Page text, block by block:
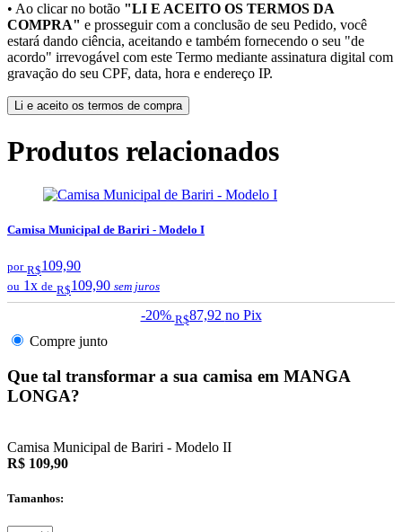
• Ao clicar no botão "LI E ACEITO OS TERMOS DA
COMPRA" e prosseguir com a conclusão de seu Pedido, você
estará dando ciência, aceitando e também fornecendo o seu "de
acordo" irrevogável com este Termo mediante assinatura digital com
gravação do seu CPF, data, hora e endereço IP.
Li e aceito os termos de compra
Produtos relacionados
Camisa Municipal de Bariri - Modelo I
por R$109,90
ou 1x de R$109,90 sem juros
-20% R$87,92 no Pix
Compre junto
Que tal transformar a sua camisa em MANGA
LONGA?
Camisa Municipal de Bariri - Modelo II
R$ 109,90
Tamanhos: